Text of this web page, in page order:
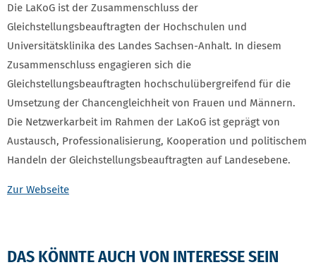
Die LaKoG ist der Zusammenschluss der
Gleichstellungsbeauftragten der Hochschulen und
Universitätsklinika des Landes Sachsen-Anhalt. In diesem
Zusammenschluss engagieren sich die
Gleichstellungsbeauftragten hochschulübergreifend für die
Umsetzung der Chancengleichheit von Frauen und Männern.
Die Netzwerkarbeit im Rahmen der LaKoG ist geprägt von
Austausch, Professionalisierung, Kooperation und politischem
Handeln der Gleichstellungsbeauftragten auf Landesebene.
Zur Webseite
DAS KÖNNTE AUCH VON INTERESSE SEIN